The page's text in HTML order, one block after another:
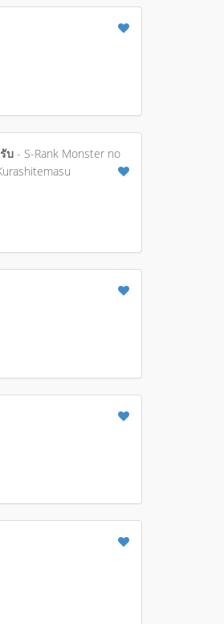
บ - S-Rank Monster no